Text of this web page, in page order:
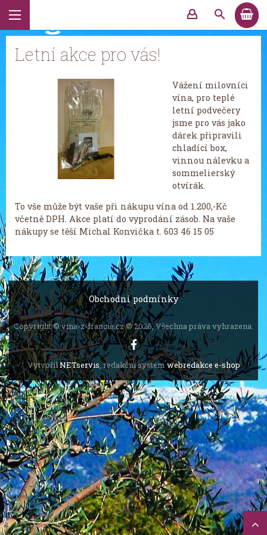
Letní akce pro vás!
Vážení milovníci
vína, pro teplé
letní podvečery
jsme pro vás jako
dárek připravili
chladící box,
vinnou nálevku a
sommelierský
otvírák.
To vše může být vaše při nákupu vína od 1.200,-Kč
včetně DPH. Akce platí do vyprodání zásob. Na vaše
nákupy se těší Michal Konvička t. 603 46 15 05
Obchodní podmínky
Copyright © vina-z-francie.cz © 2026, Všechna práva vyhrazena.
VytvořilNETservis, redakční systémwebredakce e-shop